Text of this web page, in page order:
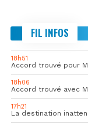
FIL INFOS
18h51
Accord trouvé pour
18h06
Accord trouvé avec
17h21
La destination